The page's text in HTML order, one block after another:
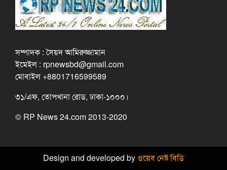
সম্পাদক : সৈয়দ আমিরুজ্জামান
ইমেইল : rpnewsbd@gmail.com
মোবাইল +8801716599589
৩১/এফ, তোপখানা রোড, ঢাকা-১০০০।
© RP News 24.com 2013-2020
Design and developed byওয়েব নেষ্ট বিডি